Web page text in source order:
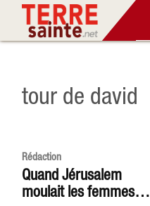
tour de david
Rédaction
Quand Jérusalem
moulait les femmes…